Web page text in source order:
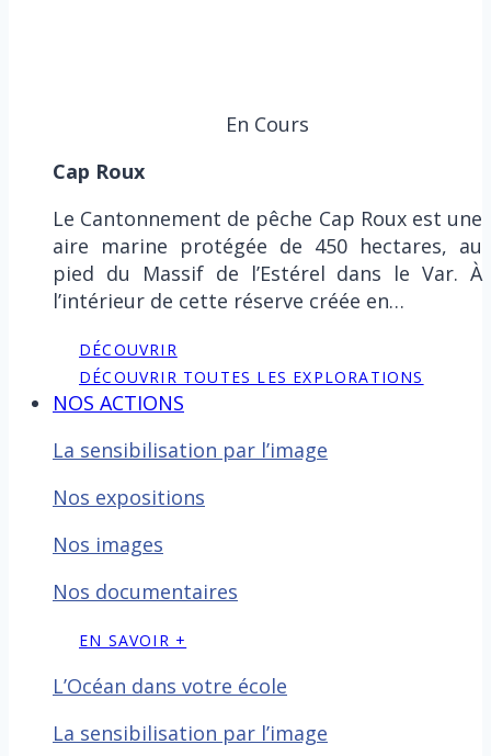
En Cours
Cap Roux
Le Cantonnement de pêche Cap Roux est une
aire marine protégée de 450 hectares, au
pied du Massif de l’Estérel dans le Var. À
l’intérieur de cette réserve créée en…
DÉCOUVRIR
DÉCOUVRIR TOUTES LES EXPLORATIONS
NOS ACTIONS
La sensibilisation par l’image
Nos expositions
Nos images
Nos documentaires
EN SAVOIR +
L’Océan dans votre école
La sensibilisation par l’image